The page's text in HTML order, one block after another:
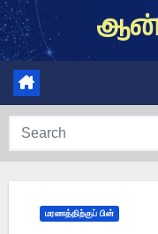
Skip
to
content
மரணத்திற்குப் பின்